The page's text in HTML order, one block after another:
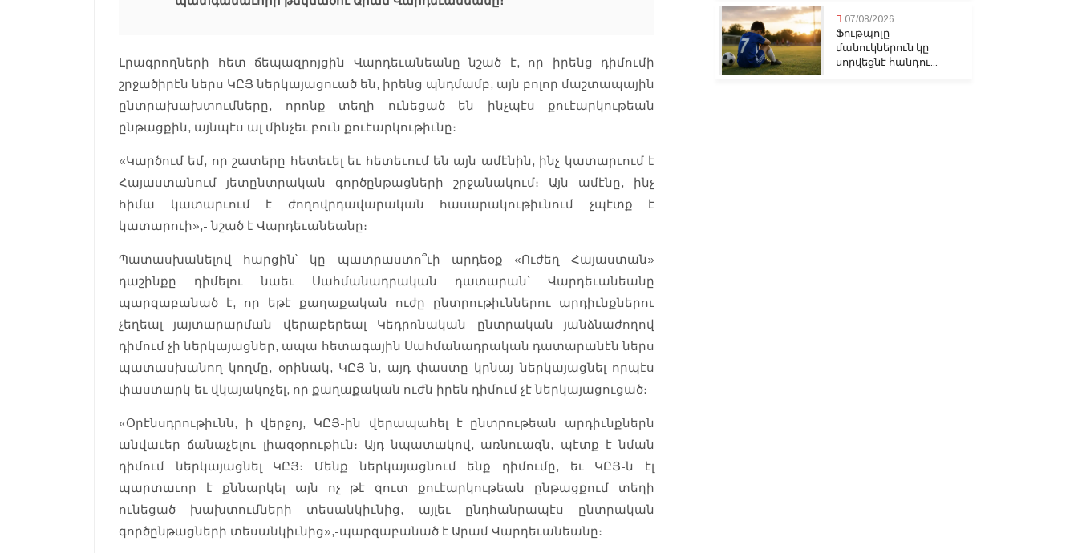
Լրագրողների հետ ճեպազրոյցին Վարդեւանեանը նշած է, որ իրենց դիմումի
շրջածիրէն ներս ԿԸՅ ներկայացուած են, իրենց պնդմամբ, այն բոլոր մաշտապային
ընտրախախտումները, որոնք տեղի ունեցած են ինչպէս քուէարկութեան
ընթացքին, այնպէս ալ մինչեւ բուն քուէարկութիւնը։
«Կարծում եմ, որ շատերը հետեւել եւ հետեւում են այն ամէնին, ինչ կատարւում է
Հայաստանում յետընտրական գործընթացների շրջանակում։ Այն ամէնը, ինչ
հիմա կատարւում է ժողովրդավարական հասարակութիւնում չպէտք է
կատարուի»,- նշած է Վարդեւանեանը։
Պատասխանելով հարցին՝ կը պատրաստո՞ւի արդեօք «Ուժեղ Հայաստան»
դաշինքը դիմելու նաեւ Սահմանադրական դատարան՝ Վարդեւանեանը
պարզաբանած է, որ եթէ քաղաքական ուժը ընտրութիւններու արդիւնքներու
չեղեալ յայտարարման վերաբերեալ Կեդրոնական ընտրական յանձնաժողով
դիմում չի ներկայացներ, ապա հետագային Սահմանադրական դատարանէն ներս
պատասխանող կողմը, օրինակ, ԿԸՅ-ն, այդ փաստը կրնայ ներկայացնել որպէս
փաստարկ եւ վկայակոչել, որ քաղաքական ուժն իրեն դիմում չէ ներկայացուցած։
«Օրէնսդրութիւնն, ի վերջոյ, ԿԸՅ-ին վերապահել է ընտրութեան արդիւնքներն
անվաւեր ճանաչելու լիազօրութիւն։ Այդ նպատակով, առնուազն, պէտք է նման
դիմում ներկայացնել ԿԸՅ։ Մենք ներկայացնում ենք դիմումը, եւ ԿԸՅ-ն էլ
պարտաւոր է քննարկել այն ոչ թէ զուտ քուէարկութեան ընթացքում տեղի
ունեցած խախտումների տեսանկիւնից, այլեւ ընդհանրապէս ընտրական
գործընթացների տեսանկիւնից»,-պարզաբանած է Արամ Վարդեւանեանը։
07/08/2026
Ֆութպոլը
մանուկներուն կը
սորվեցնէ հանդու...